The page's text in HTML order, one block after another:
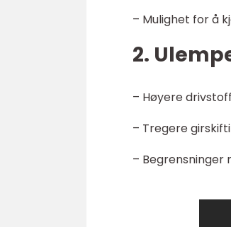
– Mulighet for å
2.
– Høyere
– Tregere
–